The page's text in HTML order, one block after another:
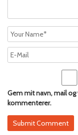
Gem mit navn, mail
kommenterer.